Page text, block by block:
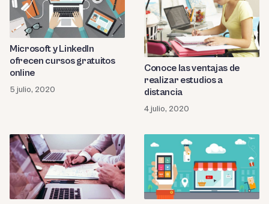
Microsoft y LinkedIn
ofrecen cursos gratuitos
online
5 julio, 2020
Conoce las ventajas de
realizar estudios a
distancia
4 julio, 2020